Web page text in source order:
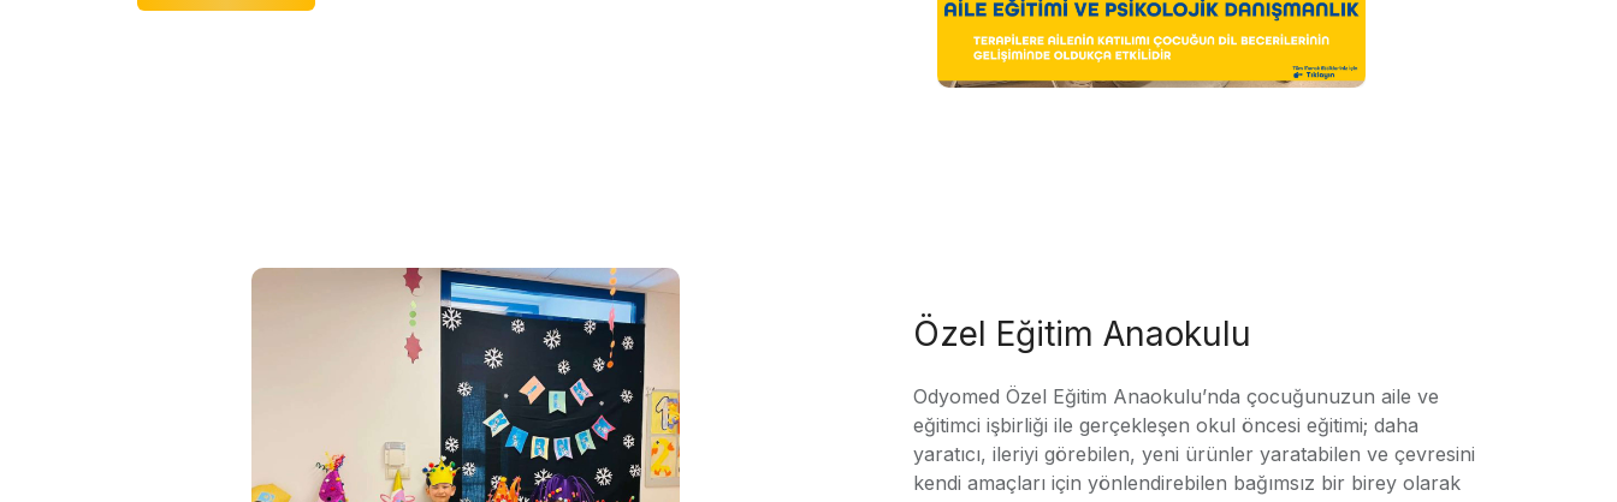
Özel Eğitim Anaokulu
Odyomed Özel Eğitim Anaokulu’nda çocuğunuzun aile ve
eğitimci işbirliği ile gerçekleşen okul öncesi eğitimi; daha
yaratıcı, ileriyi görebilen, yeni ürünler yaratabilen ve çevresini
kendi amaçları için yönlendirebilen bağımsız bir birey olarak